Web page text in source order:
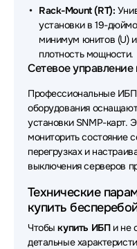
Источники
Источники
Источники
Источники
Источники
Источники
Rack-Mount (RT):
установки в 19-
минимум юнитов (U)
плотность мощности.
Сетевое
Профессиональные ИБП
оборудования
установки SNMP-карт.
мониторить состояние
перегрузках и
выключения серверов
Технические
купить
Чтобыкупить ИБПи не
детальные